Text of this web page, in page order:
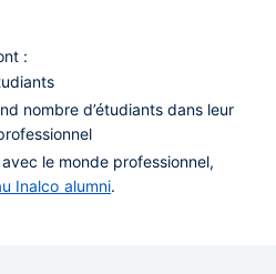
:
nombre d’étudiants dans leur
le monde professionnel,
Inalco alumni.